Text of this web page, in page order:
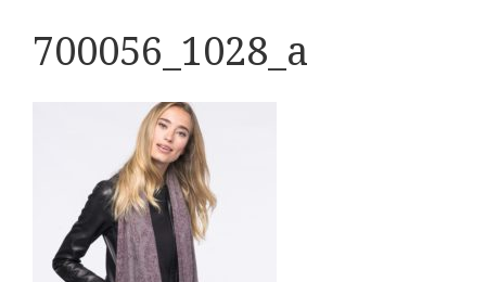
700056_1028_a